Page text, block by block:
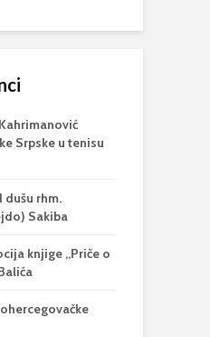
Srpske u tenisu
dušu rhm.
Sakiba
knjige „Priče o